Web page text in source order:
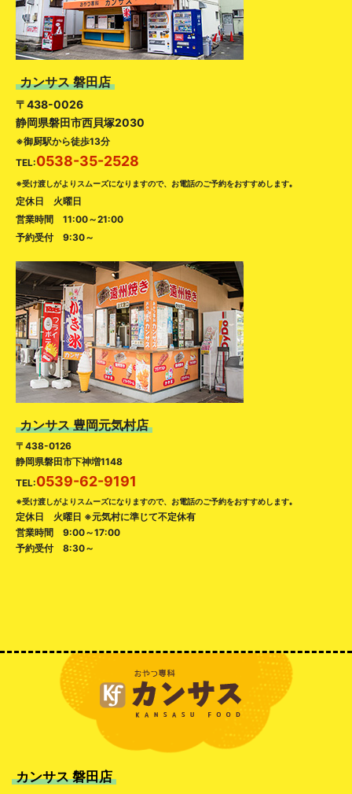
カンサス 磐田店
〒438-0026
静岡県磐田市西貝塚2030
※御厨駅から徒歩13分
TEL:0538-35-2528
※受け渡しがよりスムーズになりますので、お電話のご予約をおすすめします｡
定休日 火曜日
営業時間 11:00～21:00
予約受付 9:30～
カンサス 豊岡元気村店
〒438-0126
静岡県磐田市下神増1148
TEL:0539-62-9191
※受け渡しがよりスムーズになりますので、お電話のご予約をおすすめします｡
定休日 火曜日 ※元気村に準じて不定休有
営業時間 9:00～17:00
予約受付 8:30～
カンサス 磐田店